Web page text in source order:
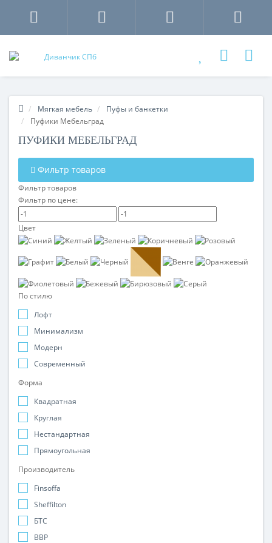
Мягкая мебель
Пуфы и банкетки
Пуфики Мебельград
ПУФИКИ МЕБЕЛЬГРАД
Фильтр товаров
Фильтр товаров
Фильтр по цене:
Цвет
По стилю
Лофт
Минимализм
Модерн
Современный
Форма
Квадратная
Круглая
Нестандартная
Прямоугольная
Производитель
Finsoffa
Sheffilton
БТС
ВВР